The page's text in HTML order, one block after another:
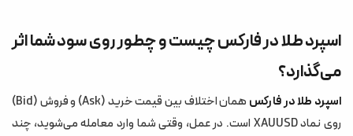
اسپرد طلا در فارکس چیست و چطور روی سود شما اثر
می‌گذارد؟
اسپرد طلا در فارکس
همان اختلاف بین قیمت خرید (Ask) و فروش (Bid)
روی نماد XAUUSD است. در عمل، وقتی شما وارد معامله می‌شوید، چند